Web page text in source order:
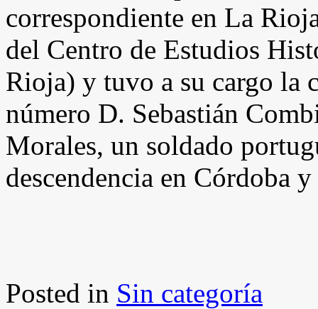
correspondiente en La
del Centro de Estudios
Rioja) y tuvo a su cargo la
número D. Sebastián
Morales, un soldado
descendencia en Córdoba
Posted in Sin categoría